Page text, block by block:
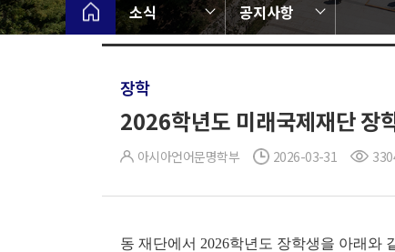
소식 공지사항
장학
2026학년도 미래국제재단
아시아언어문명학부 2026-03-31
동 재단에서 2026학년도 장학생을 아래와